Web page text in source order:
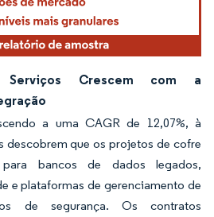
Serviços Crescem com a
a uma CAGR de 12,07%, à
descobrem que os projetos de cofre
para bancos de dados legados,
e plataformas de gerenciamento de
de segurança. Os contratos